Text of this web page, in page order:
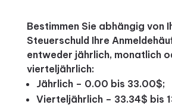
Bestimmen Sie abhängig von
Steuerschuld Ihre
entweder jährlich, monatlich
vierteljährlich:
Jährlich – 0.00 bis 33.00$;
Vierteljährlich – 33.34$ bis